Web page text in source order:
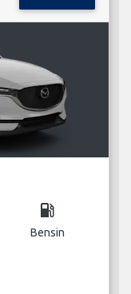
local_gas_station
Bensin